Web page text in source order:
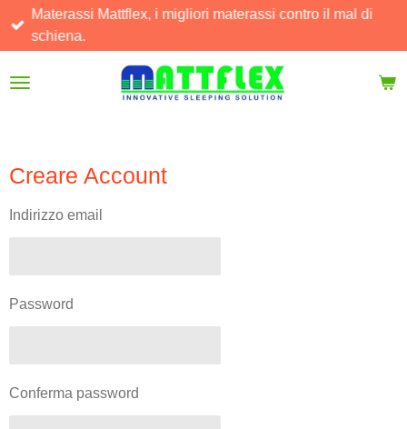
Vai
principale
Materassi Mattflex, i migliori materassi contro il mal di
schiena.
Creare Account
Indirizzo email
Password
Conferma password